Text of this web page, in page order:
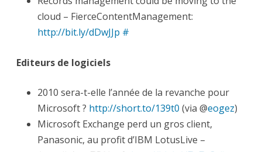
cloud – FierceContentManagement:
http://bit.ly/dDwJJp #
Editeurs de logiciels
2010 sera-t-elle l’année de la revanche pour
Microsoft ? http://short.to/139t0 (via @eogez)
Microsoft Exchange perd un gros client,
Panasonic, au profit d’IBM LotusLive –